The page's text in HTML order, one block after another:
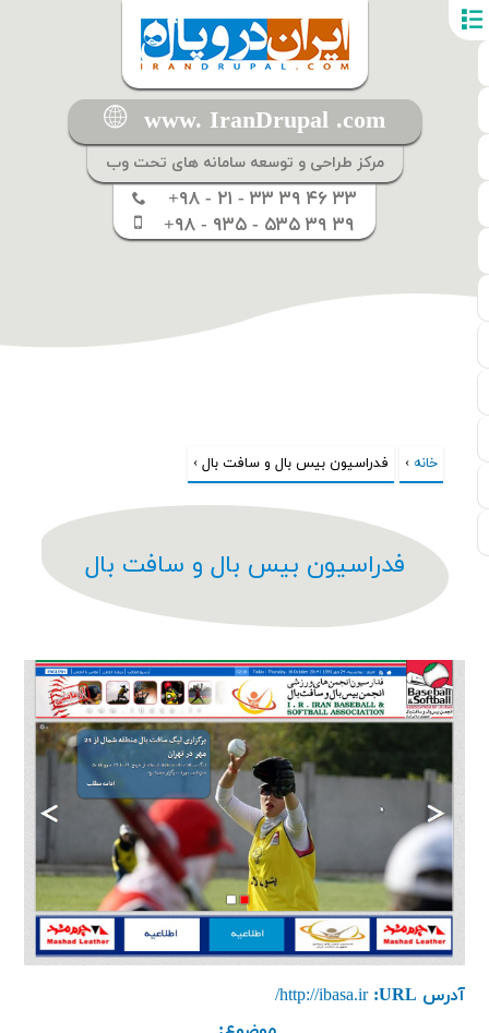
www. IranDrupal .com
مرکز طراحی و توسعه سامانه های تحت وب
+۹۸ - ۲۱ - ۳۳ ۳۹ ۴۶ ۳۳
+۹۸ - ۹۳۵ - ۵۳۵ ۳۹ ۳۹
شما اینجا هستید
خانه › فدراسیون بیس بال و سافت بال ›
فدراسیون بیس بال و سافت بال
آدرس URL:
http://ibasa.ir/